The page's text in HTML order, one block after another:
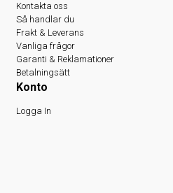
Kontakta oss
Så handlar du
Frakt & Leverans
Vanliga frågor
Garanti & Reklamationer
Betalningsätt
Konto
Logga In